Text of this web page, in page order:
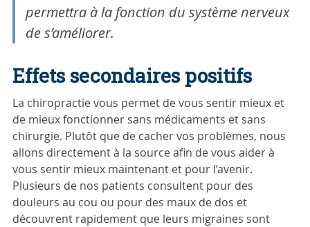
permettra à la fonction du système nerveux
de s’améliorer.
Effets secondaires positifs
La chiropractie vous permet de vous sentir mieux et
de mieux fonctionner sans médicaments et sans
chirurgie. Plutôt que de cacher vos problèmes, nous
allons directement à la source afin de vous aider à
vous sentir mieux maintenant et pour l’avenir.
Plusieurs de nos patients consultent pour des
douleurs au cou ou pour des maux de dos et
découvrent rapidement que leurs migraines sont